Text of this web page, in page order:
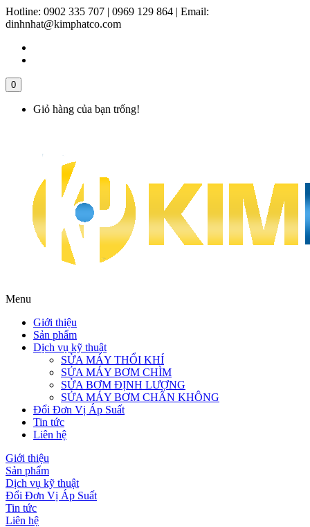
Hotline: 0902 335 707 | 0969 129 864 | Email:
dinhnhat@kimphatco.com
0
Giỏ hàng của bạn trống!
Menu
Giới thiệu
Sản phẩm
Dịch vụ kỹ thuật
SỬA MÁY THỔI KHÍ
SỬA MÁY BƠM CHÌM
SỬA BƠM ĐỊNH LƯỢNG
SỬA MÁY BƠM CHÂN KHÔNG
Đổi Đơn Vị Áp Suất
Tin tức
Liên hệ
Giới thiệu
Sản phẩm
Dịch vụ kỹ thuật
Đổi Đơn Vị Áp Suất
Tin tức
Liên hệ